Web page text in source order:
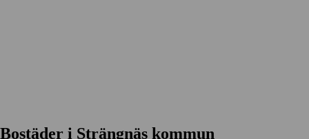
Bostäder i Strängnäs kommun